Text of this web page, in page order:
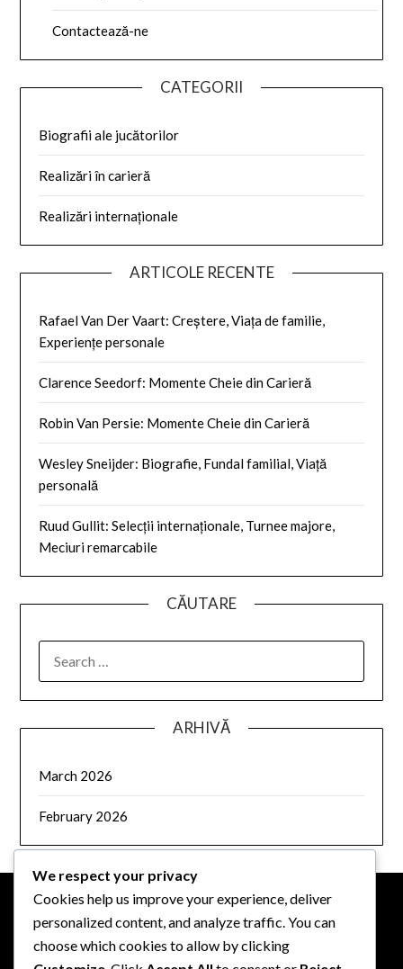
Contactează-ne
CATEGORII
Biografii ale jucătorilor
Realizări în carieră
Realizări internaționale
ARTICOLE RECENTE
Rafael Van Der Vaart: Creștere, Viața de familie,
Experiențe personale
Clarence Seedorf: Momente Cheie din Carieră
Robin Van Persie: Momente Cheie din Carieră
Wesley Sneijder: Biografie, Fundal familial, Viață
personală
Ruud Gullit: Selecții internaționale, Turnee majore,
Meciuri remarcabile
CĂUTARE
FOR:
ARHIVĂ
March 2026
February 2026
INFORMAȚII LEGALE
We respect your privacy
Cookies help us improve your experience, deliver
personalized content, and analyze traffic. You can
choose which cookies to allow by clicking